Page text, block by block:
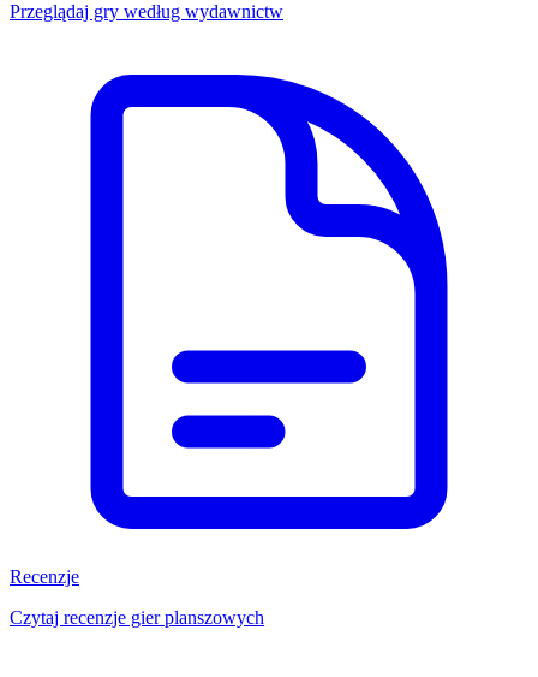
Przeglądaj gry według wydawnictw
Recenzje
Czytaj recenzje gier planszowych